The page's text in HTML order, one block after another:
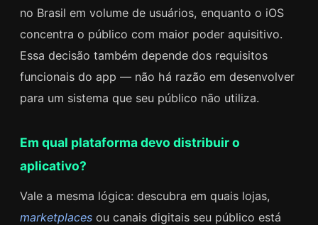
no Brasil em volume de usuários, enquanto o iOS
concentra o público com maior poder aquisitivo.
Essa decisão também depende dos requisitos
funcionais do app — não há razão em desenvolver
para um sistema que seu público não utiliza.
Em qual plataforma devo distribuir o
aplicativo?
Vale a mesma lógica: descubra em quais lojas,
marketplaces ou canais digitais seu público está